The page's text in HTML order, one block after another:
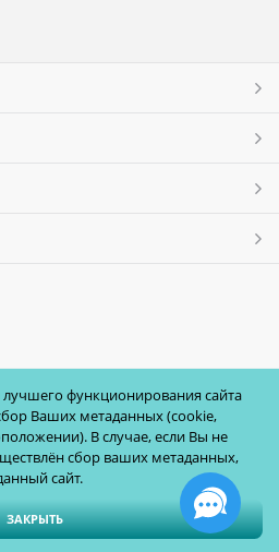
версия сайта
функционирования сайта
Ваших метаданных (cookie,
В случае, если Вы не
сбор ваших метаданных,
сайт.
ЗАКРЫТЬ